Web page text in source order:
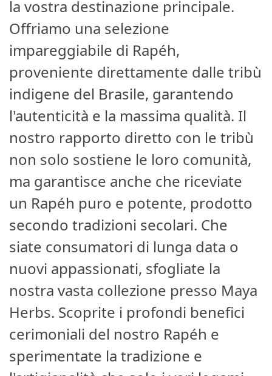
la vostra destinazione principale.
Offriamo una selezione
impareggiabile di Rapéh,
proveniente direttamente dalle tribù
indigene del Brasile, garantendo
l'autenticità e la massima qualità. Il
nostro rapporto diretto con le tribù
non solo sostiene le loro comunità,
ma garantisce anche che riceviate
un Rapéh puro e potente, prodotto
secondo tradizioni secolari. Che
siate consumatori di lunga data o
nuovi appassionati, sfogliate la
nostra vasta collezione presso Maya
Herbs. Scoprite i profondi benefici
cerimoniali del nostro Rapéh e
sperimentate la tradizione e